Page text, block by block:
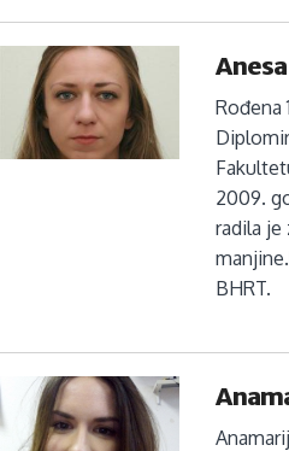
Rođena
2009.
radila je
BHRT.